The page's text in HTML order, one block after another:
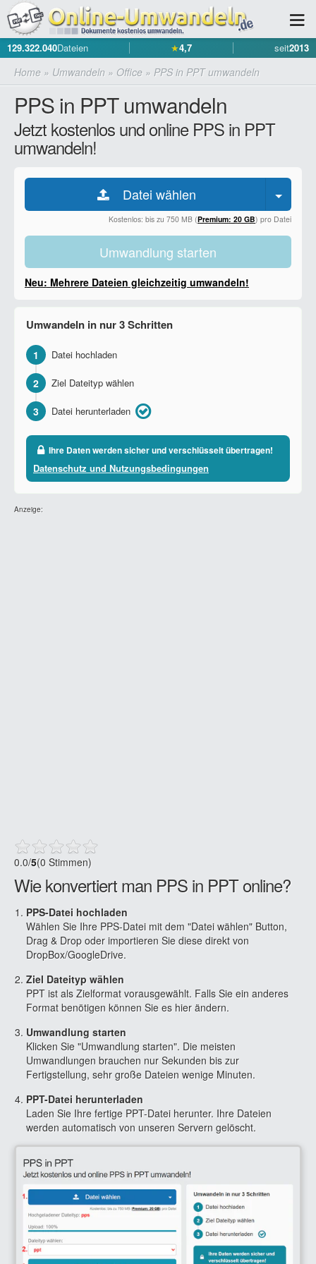
129.322.040Dateien ★4,7 seit2013
Home » Umwandeln » Office » PPS in PPT umwandeln
PPS in PPT umwandeln
Jetzt kostenlos und online PPS in PPT
umwandeln!
Datei wählen
Kostenlos: bis zu 750 MB (Premium: 20 GB) pro Datei
Umwandlung starten
Neu: Mehrere Dateien gleichzeitig umwandeln!
Umwandeln in nur 3 Schritten
1 Datei hochladen
2 Ziel Dateityp wählen
3 Datei herunterladen
Ihre Daten werden sicher und verschlüsselt übertragen!
Datenschutz und Nutzungsbedingungen
Anzeige:
0.0/5(0 Stimmen)
Wie konvertiert man PPS in PPT online?
PPS-Datei hochladen
Wählen Sie Ihre PPS-Datei mit dem "Datei wählen" Button,
Drag & Drop oder importieren Sie diese direkt von
DropBox/GoogleDrive.
Ziel Dateityp wählen
PPT ist als Zielformat vorausgewählt. Falls Sie ein anderes
Format benötigen können Sie es hier ändern.
Umwandlung starten
Klicken Sie "Umwandlung starten". Die meisten
Umwandlungen brauchen nur Sekunden bis zur
Fertigstellung, sehr große Dateien wenige Minuten.
PPT-Datei herunterladen
Laden Sie Ihre fertige PPT-Datei herunter. Ihre Dateien
werden automatisch von unseren Servern gelöscht.